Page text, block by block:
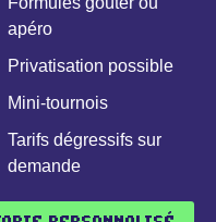
apéro
Privatisation possible
Mini-tournois
Tarifs dégressifs sur
demande